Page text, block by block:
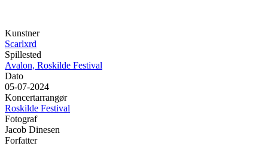
Kunstner
Scarlxrd
Spillested
Avalon, Roskilde Festival
Dato
05-07-2024
Koncertarrangør
Roskilde Festival
Fotograf
Jacob Dinesen
Forfatter